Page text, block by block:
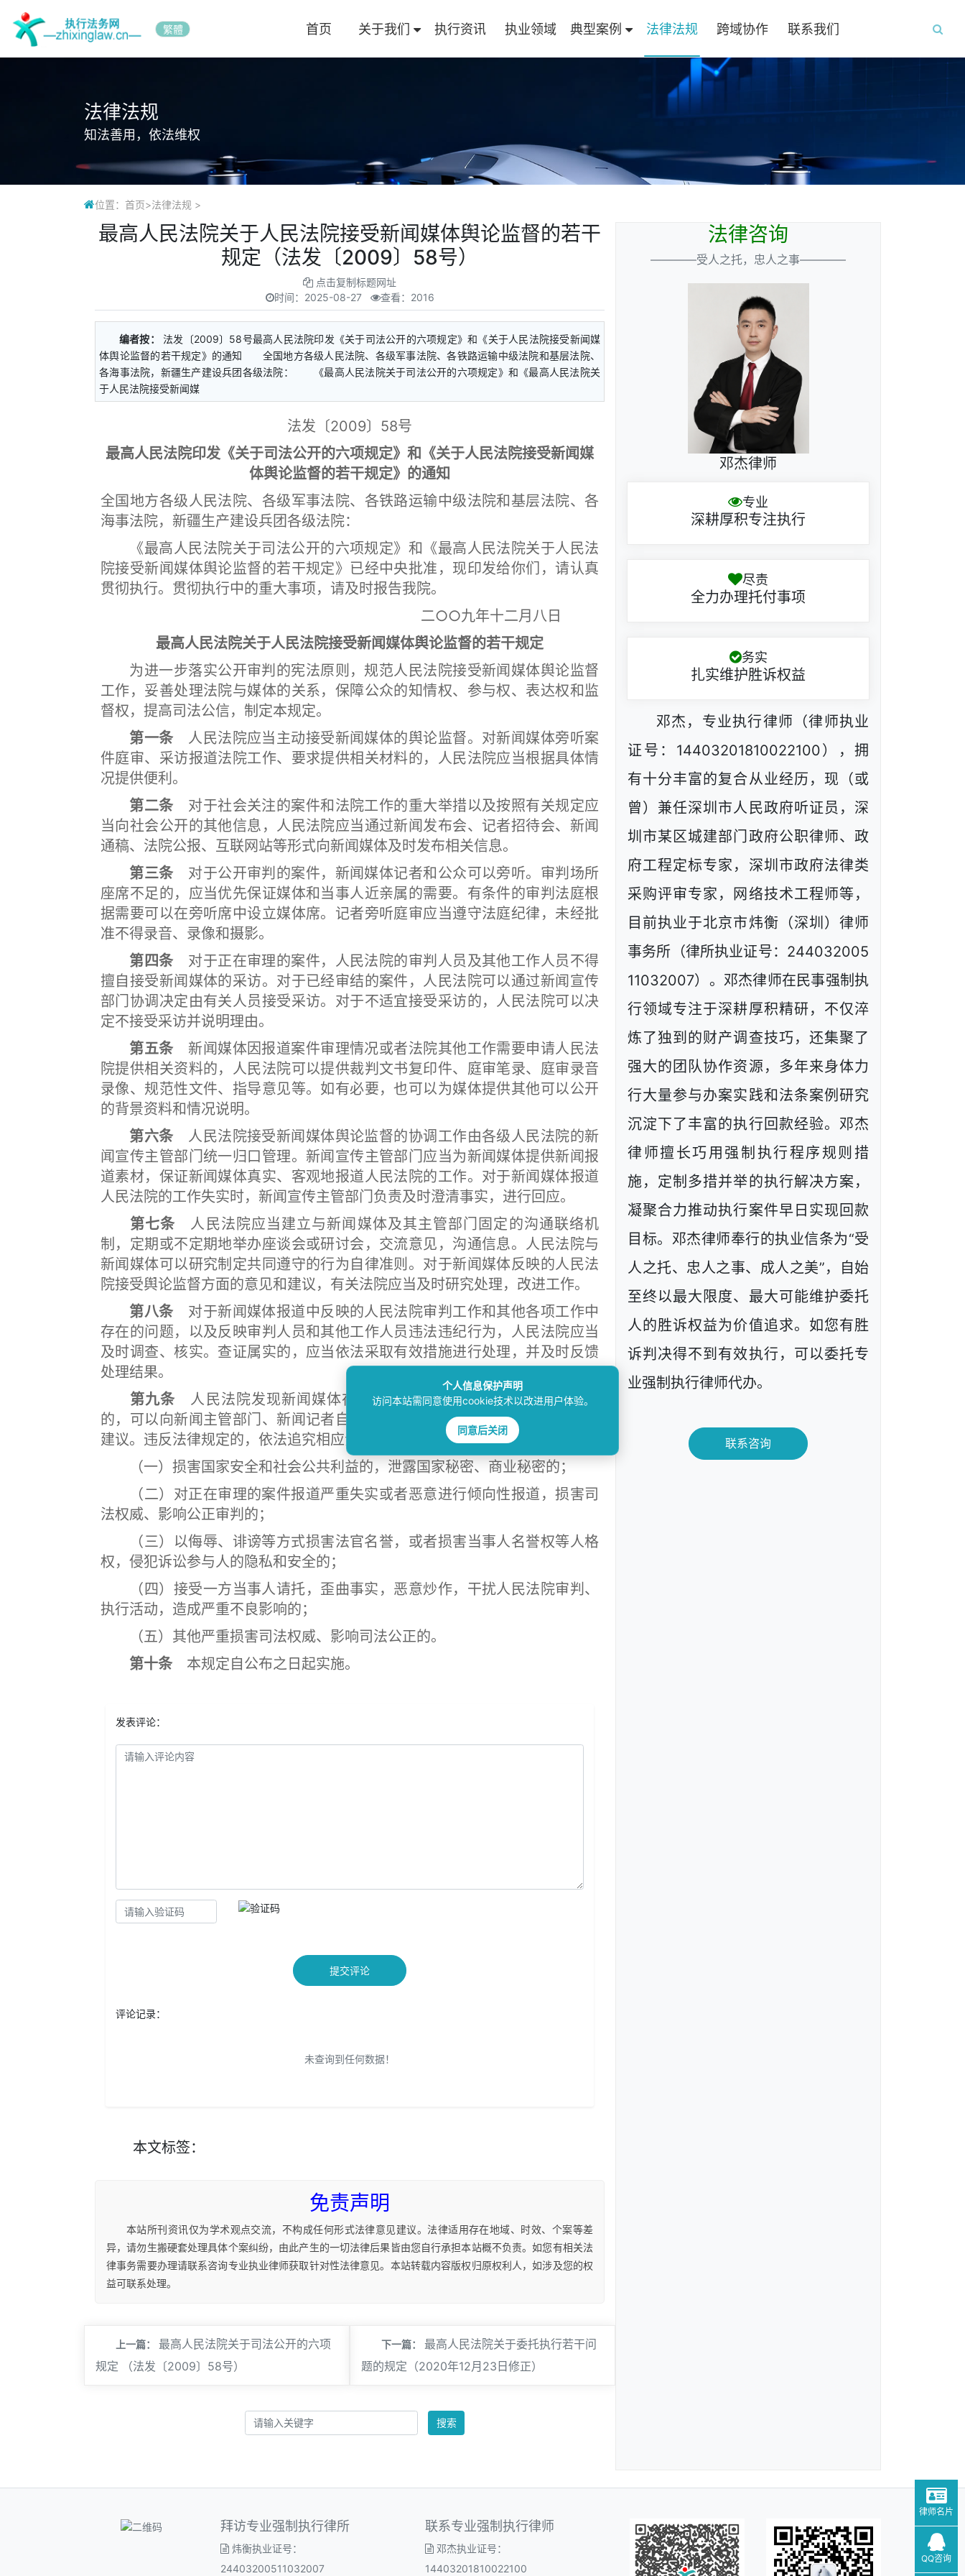
繁體 首页 关于我们 执行资讯 执业领域 典型案例 法律法规 跨域协作 联系我们
法律法规
知法善用，依法维权
位置： 首页>法律法规 >
最高人民法院关于人民法院接受新闻媒体舆论监督的若干
规定（法发〔2009〕58号）
点击复制标题网址
时间： 2025-08-27 查看：2016
编者按：
法发〔2009〕58号最高人民法院印发《关于司法公开的六项规定》和《关于人民法院接受新闻媒
体舆论监督的若干规定》的通知 全国地方各级人民法院、各级军事法院、各铁路运输中级法院和基层法院、
各海事法院，新疆生产建设兵团各级法院： 《最高人民法院关于司法公开的六项规定》和《最高人民法院关
于人民法院接受新闻媒
法发〔2009〕58号
最高人民法院印发《关于司法公开的六项规定》和《关于人民法院接受新闻媒
体舆论监督的若干规定》的通知
全国地方各级人民法院、各级军事法院、各铁路运输中级法院和基层法院、各
海事法院，新疆生产建设兵团各级法院：
《最高人民法院关于司法公开的六项规定》和《最高人民法院关于人民法
院接受新闻媒体舆论监督的若干规定》已经中央批准，现印发给你们，请认真
贯彻执行。贯彻执行中的重大事项，请及时报告我院。
二○○九年十二月八日
最高人民法院关于人民法院接受新闻媒体舆论监督的若干规定
为进一步落实公开审判的宪法原则，规范人民法院接受新闻媒体舆论监督
工作，妥善处理法院与媒体的关系，保障公众的知情权、参与权、表达权和监
督权，提高司法公信，制定本规定。
第一条 人民法院应当主动接受新闻媒体的舆论监督。对新闻媒体旁听案
件庭审、采访报道法院工作、要求提供相关材料的，人民法院应当根据具体情
况提供便利。
第二条 对于社会关注的案件和法院工作的重大举措以及按照有关规定应
当向社会公开的其他信息，人民法院应当通过新闻发布会、记者招待会、新闻
通稿、法院公报、互联网站等形式向新闻媒体及时发布相关信息。
第三条 对于公开审判的案件，新闻媒体记者和公众可以旁听。审判场所
座席不足的，应当优先保证媒体和当事人近亲属的需要。有条件的审判法庭根
据需要可以在旁听席中设立媒体席。记者旁听庭审应当遵守法庭纪律，未经批
准不得录音、录像和摄影。
第四条 对于正在审理的案件，人民法院的审判人员及其他工作人员不得
擅自接受新闻媒体的采访。对于已经审结的案件，人民法院可以通过新闻宣传
部门协调决定由有关人员接受采访。对于不适宜接受采访的，人民法院可以决
定不接受采访并说明理由。
第五条 新闻媒体因报道案件审理情况或者法院其他工作需要申请人民法
院提供相关资料的，人民法院可以提供裁判文书复印件、庭审笔录、庭审录音
录像、规范性文件、指导意见等。如有必要，也可以为媒体提供其他可以公开
的背景资料和情况说明。
第六条 人民法院接受新闻媒体舆论监督的协调工作由各级人民法院的新
闻宣传主管部门统一归口管理。新闻宣传主管部门应当为新闻媒体提供新闻报
道素材，保证新闻媒体真实、客观地报道人民法院的工作。对于新闻媒体报道
人民法院的工作失实时，新闻宣传主管部门负责及时澄清事实，进行回应。
第七条 人民法院应当建立与新闻媒体及其主管部门固定的沟通联络机
制，定期或不定期地举办座谈会或研讨会，交流意见，沟通信息。人民法院与
新闻媒体可以研究制定共同遵守的行为自律准则。对于新闻媒体反映的人民法
院接受舆论监督方面的意见和建议，有关法院应当及时研究处理，改进工作。
第八条 对于新闻媒体报道中反映的人民法院审判工作和其他各项工作中
存在的问题，以及反映审判人员和其他工作人员违法违纪行为，人民法院应当
及时调查、核实。查证属实的，应当依法采取有效措施进行处理，并及时反馈
处理结果。
第九条 人民法院发现新闻媒体在采访报道法院工作时有下列情形之一
的，可以向新闻主管部门、新闻记者自律组织或者新闻单位等通报情况并提出
建议。违反法律规定的，依法追究相应责任。
（一）损害国家安全和社会公共利益的，泄露国家秘密、商业秘密的；
（二）对正在审理的案件报道严重失实或者恶意进行倾向性报道，损害司
法权威、影响公正审判的；
（三）以侮辱、诽谤等方式损害法官名誉，或者损害当事人名誉权等人格
权，侵犯诉讼参与人的隐私和安全的；
（四）接受一方当事人请托，歪曲事实，恶意炒作，干扰人民法院审判、
执行活动，造成严重不良影响的；
（五）其他严重损害司法权威、影响司法公正的。
第十条 本规定自公布之日起实施。
发表评论：
提交评论
评论记录：
未查询到任何数据！
本文标签：
免责声明
本站所刊资讯仅为学术观点交流，不构成任何形式法律意见建议。法律适用存在地域、时效、个案等差
异，请勿生搬硬套处理具体个案纠纷，由此产生的一切法律后果皆由您自行承担本站概不负责。如您有相关法
律事务需要办理请联系咨询专业执业律师获取针对性法律意见。本站转载内容版权归原权利人，如涉及您的权
益可联系处理。
上一篇：
最高人民法院关于司法公开的六项
规定 （法发〔2009〕58号）
下一篇：
最高人民法院关于委托执行若干问
题的规定（2020年12月23日修正）
搜索
法律咨询
————受人之托，忠人之事————
邓杰律师
专业
深耕厚积专注执行
尽责
全力办理托付事项
务实
扎实维护胜诉权益
邓杰，专业执行律师（律师执业
证号：14403201810022100），拥
有十分丰富的复合从业经历，现（或
曾）兼任深圳市人民政府听证员，深
圳市某区城建部门政府公职律师、政
府工程定标专家，深圳市政府法律类
采购评审专家，网络技术工程师等，
目前执业于北京市炜衡（深圳）律师
事务所（律所执业证号：244032005
11032007）。邓杰律师在民事强制执
行领域专注于深耕厚积精研，不仅淬
炼了独到的财产调查技巧，还集聚了
强大的团队协作资源，多年来身体力
行大量参与办案实践和法条案例研究
沉淀下了丰富的执行回款经验。邓杰
律师擅长巧用强制执行程序规则措
施，定制多措并举的执行解决方案，
凝聚合力推动执行案件早日实现回款
目标。邓杰律师奉行的执业信条为“受
人之托、忠人之事、成人之美”，自始
至终以最大限度、最大可能维护委托
人的胜诉权益为价值追求。如您有胜
诉判决得不到有效执行，可以委托专
业强制执行律师代办。
联系咨询
拜访专业强制执行律所
炜衡执业证号：
24403200511032007
联系专业强制执行律师
邓杰执业证号：
14403201810022100
律师名片
QQ咨询
个人信息保护声明
访问本站需同意使用cookie技术以改进用户体验。
同意后关闭